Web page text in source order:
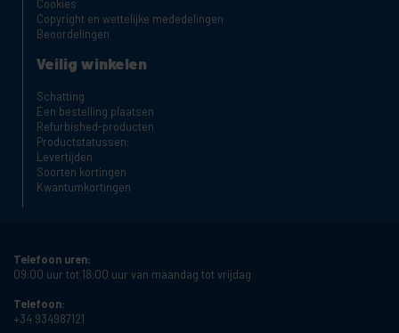
Cookies
Copyright en wettelijke mededelingen
Beoordelingen
Veilig winkelen
Schatting
Een bestelling plaatsen
Refurbished-producten
Productstatussen:
Levertijden
Soorten kortingen
Kwantumkortingen
Telefoon uren:
09:00 uur tot 18:00 uur van maandag tot vrijdag
Telefoon:
+34 934987121